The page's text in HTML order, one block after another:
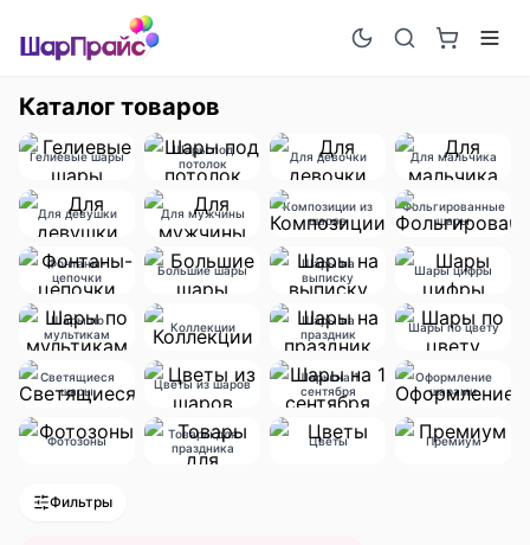
Каталог товаров
Гелиевые шары
Шары под
потолок
Для девочки Для мальчика
Для девушки Для мужчины
Композиции из
шаров
Фольгированные
шары
Фонтаны-
цепочки
Большие шары
Шары на
выписку
Шары цифры
Шары по
мультикам
Коллекции
Шары на
праздник
Шары по цвету
Светящиеся
шары
Цветы из шаров
Шары на 1
сентября
Оформление
шарами
Фотозоны
Товары для
праздника
Цветы Премиум
Фильтры